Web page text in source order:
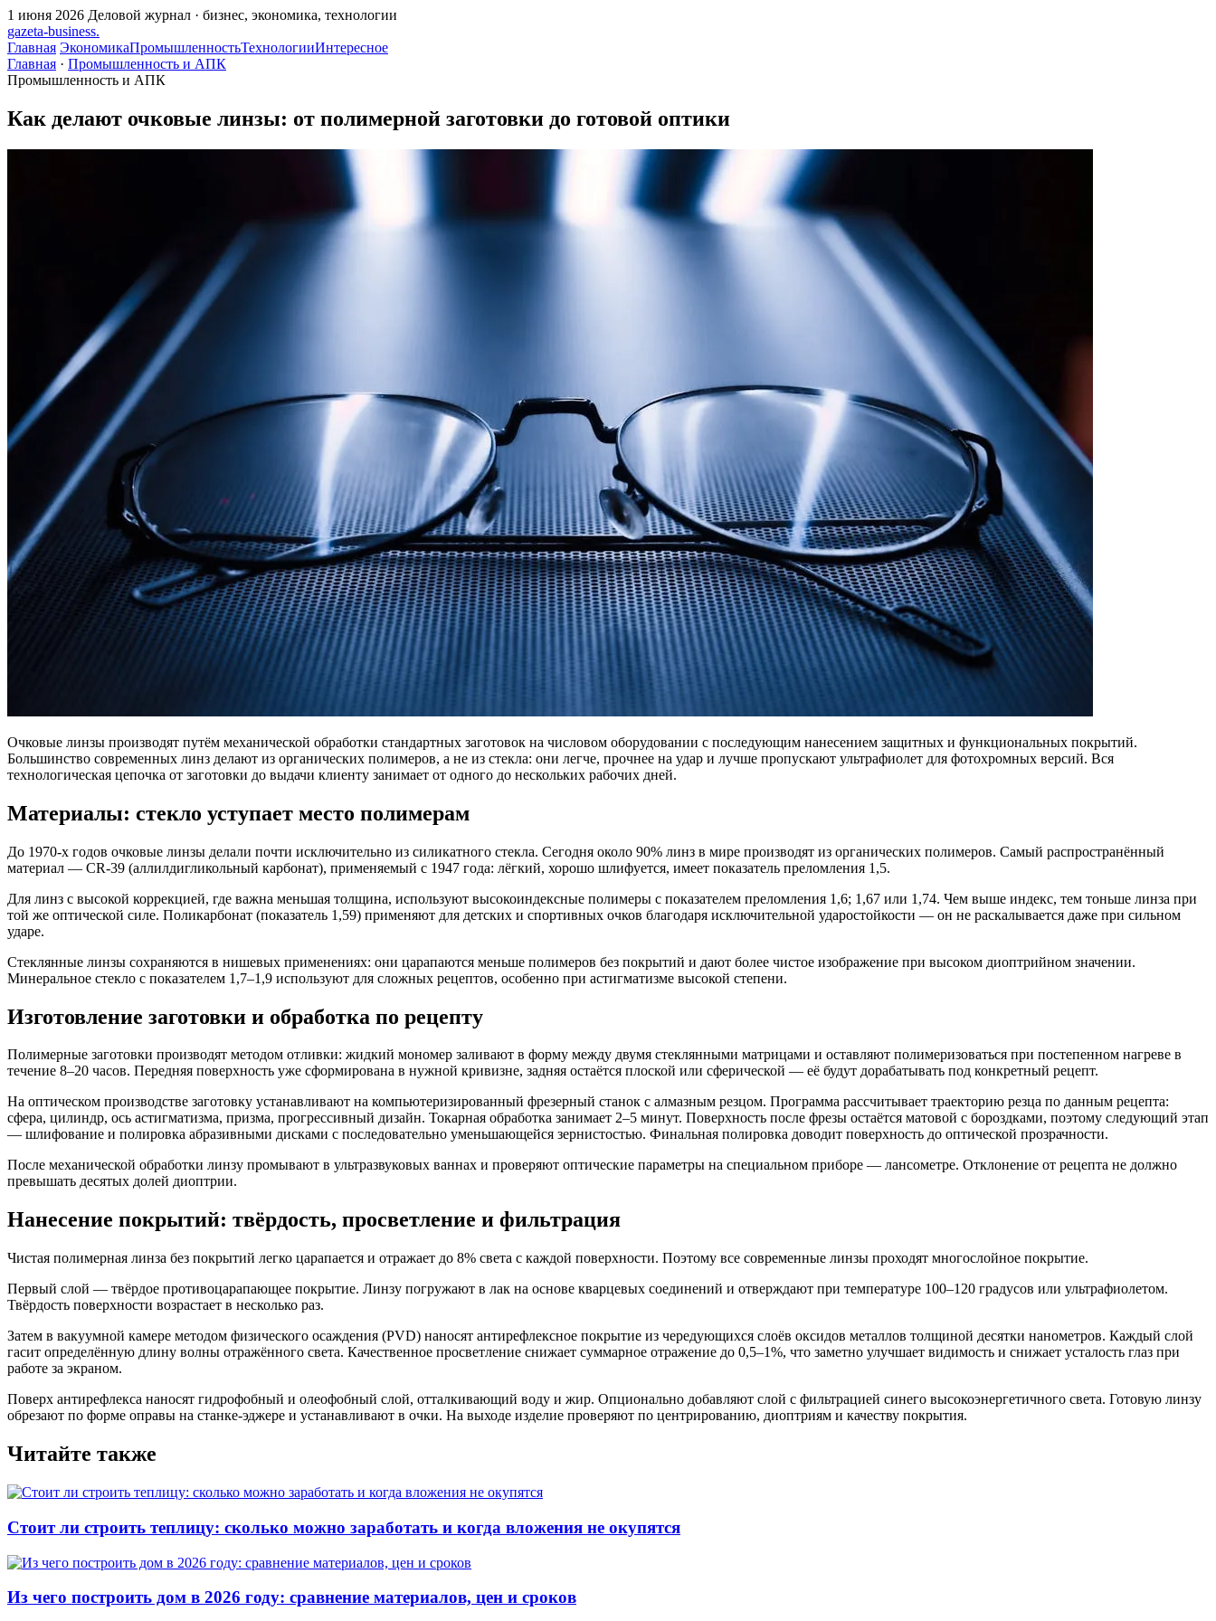
1 июня 2026 Деловой журнал · бизнес, экономика, технологии
gazeta-business.
Главная ЭкономикаПромышленностьТехнологииИнтересное
Главная · Промышленность и АПК
Промышленность и АПК
Как делают очковые линзы: от полимерной заготовки до готовой оптики
Очковые линзы производят путём механической обработки стандартных заготовок на числовом оборудовании с последующим нанесением защитных и функциональных покрытий.
Большинство современных линз делают из органических полимеров, а не из стекла: они легче, прочнее на удар и лучше пропускают ультрафиолет для фотохромных версий. Вся
технологическая цепочка от заготовки до выдачи клиенту занимает от одного до нескольких рабочих дней.
Материалы: стекло уступает место полимерам
До 1970-х годов очковые линзы делали почти исключительно из силикатного стекла. Сегодня около 90% линз в мире производят из органических полимеров. Самый распространённый
материал — CR-39 (аллилдигликольный карбонат), применяемый с 1947 года: лёгкий, хорошо шлифуется, имеет показатель преломления 1,5.
Для линз с высокой коррекцией, где важна меньшая толщина, используют высокоиндексные полимеры с показателем преломления 1,6; 1,67 или 1,74. Чем выше индекс, тем тоньше линза при
той же оптической силе. Поликарбонат (показатель 1,59) применяют для детских и спортивных очков благодаря исключительной ударостойкости — он не раскалывается даже при сильном
ударе.
Стеклянные линзы сохраняются в нишевых применениях: они царапаются меньше полимеров без покрытий и дают более чистое изображение при высоком диоптрийном значении.
Минеральное стекло с показателем 1,7–1,9 используют для сложных рецептов, особенно при астигматизме высокой степени.
Изготовление заготовки и обработка по рецепту
Полимерные заготовки производят методом отливки: жидкий мономер заливают в форму между двумя стеклянными матрицами и оставляют полимеризоваться при постепенном нагреве в
течение 8–20 часов. Передняя поверхность уже сформирована в нужной кривизне, задняя остаётся плоской или сферической — её будут дорабатывать под конкретный рецепт.
На оптическом производстве заготовку устанавливают на компьютеризированный фрезерный станок с алмазным резцом. Программа рассчитывает траекторию резца по данным рецепта:
сфера, цилиндр, ось астигматизма, призма, прогрессивный дизайн. Токарная обработка занимает 2–5 минут. Поверхность после фрезы остаётся матовой с бороздками, поэтому следующий этап
— шлифование и полировка абразивными дисками с последовательно уменьшающейся зернистостью. Финальная полировка доводит поверхность до оптической прозрачности.
После механической обработки линзу промывают в ультразвуковых ваннах и проверяют оптические параметры на специальном приборе — лансометре. Отклонение от рецепта не должно
превышать десятых долей диоптрии.
Нанесение покрытий: твёрдость, просветление и фильтрация
Чистая полимерная линза без покрытий легко царапается и отражает до 8% света с каждой поверхности. Поэтому все современные линзы проходят многослойное покрытие.
Первый слой — твёрдое противоцарапающее покрытие. Линзу погружают в лак на основе кварцевых соединений и отверждают при температуре 100–120 градусов или ультрафиолетом.
Твёрдость поверхности возрастает в несколько раз.
Затем в вакуумной камере методом физического осаждения (PVD) наносят антирефлексное покрытие из чередующихся слоёв оксидов металлов толщиной десятки нанометров. Каждый слой
гасит определённую длину волны отражённого света. Качественное просветление снижает суммарное отражение до 0,5–1%, что заметно улучшает видимость и снижает усталость глаз при
работе за экраном.
Поверх антирефлекса наносят гидрофобный и олеофобный слой, отталкивающий воду и жир. Опционально добавляют слой с фильтрацией синего высокоэнергетичного света. Готовую линзу
обрезают по форме оправы на станке-эджере и устанавливают в очки. На выходе изделие проверяют по центрированию, диоптриям и качеству покрытия.
Читайте также
Стоит ли строить теплицу: сколько можно заработать и когда вложения не окупятся
Из чего построить дом в 2026 году: сравнение материалов, цен и сроков